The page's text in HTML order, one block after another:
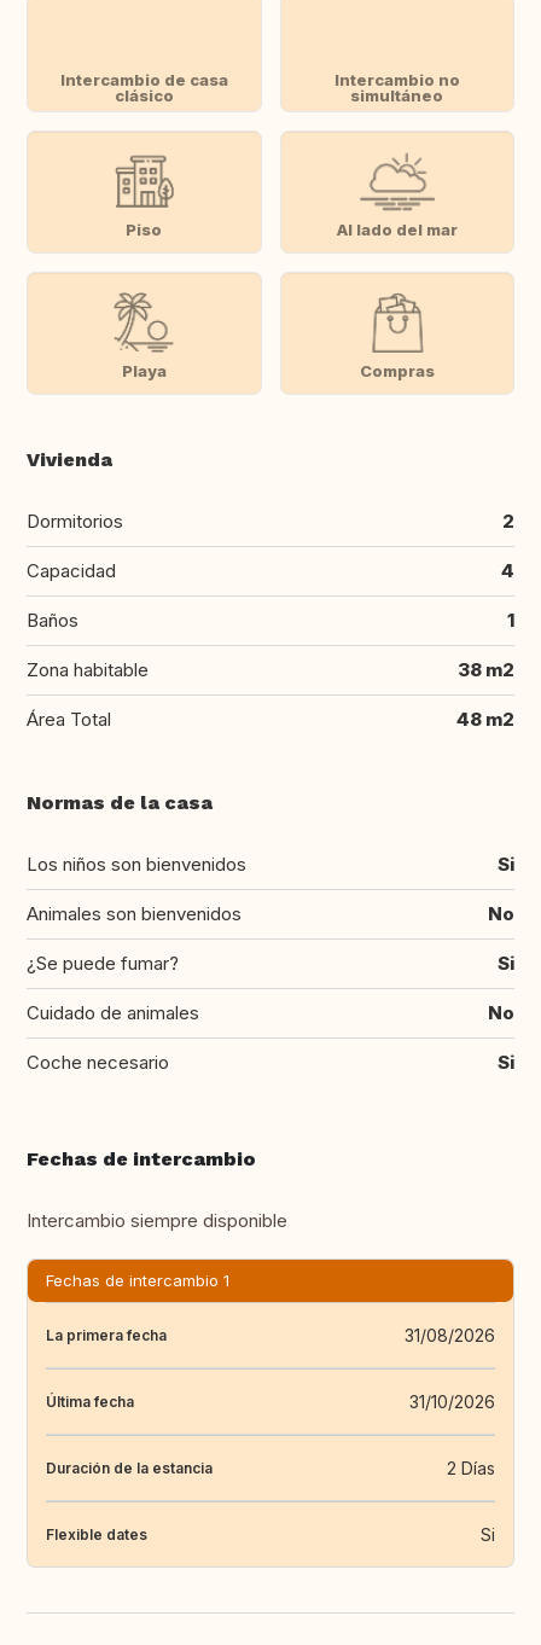
Intercambio de casa
clásico
Intercambio no
simultáneo
Piso Al lado del mar
Playa Compras
Vivienda
Dormitorios 2
Capacidad 4
Baños 1
Zona habitable 38 m2
Área Total 48 m2
Normas de la casa
Los niños son bienvenidos Si
Animales son bienvenidos No
¿Se puede fumar? Si
Cuidado de animales No
Coche necesario Si
Fechas de intercambio
Intercambio siempre disponible
Fechas de intercambio 1
La primera fecha 31/08/2026
Última fecha 31/10/2026
Duración de la estancia 2 Días
Flexible dates Si